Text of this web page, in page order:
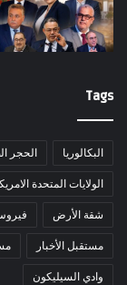
Tags
البكالوريا الحجر
الولايات المتحدة
شقة الأرض
مستقبل الأخبار
وادي السيليكون